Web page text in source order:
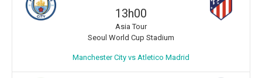
13h00
Asia Tour
Seoul World Cup Stadium
Manchester City vs Atletico Madrid